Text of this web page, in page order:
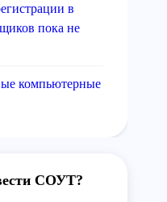
в
пока не
компьютерные
СОУТ?